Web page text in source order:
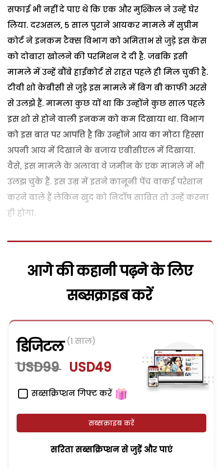
सफाई भी नहीं दे पाए थे कि एक और मुश्किल ने उन्हें घेर
लिया. दरअसल, 5 साल पुराने आयकर मामले में सुप्रीम
कोर्ट ने इनकम टैक्स विभाग को अमिताभ से जुड़े इस केस
को दोबारा खोलने की परमिशन दे दी है. जबकि इसी
मामले में उन्हें बौंबे हाईकोर्ट से राहत पहले ही मिल चुकी है.
टीवी शो केबीसी से जुड़े इस मामले में बिग बी काफी अरसे
से उलझे हैं. मामला कुछ यों था कि उन्होंने कुछ साल पहले
इस शो से होने वाली इनकम को कम दिखाया था. विभाग
को इस बात पर आपत्ति है कि उन्होंने आय का मोटा हिस्सा
अपनी आय में दिखाने के बजाय एबीसीएल में दिखाया.
वैसे, इस मामले के अलावा वे जमीन के एक मामले में भी
उलझ चुके हैं. इस उम्र में इतने कानूनी पेंच वाकई परेशान
करने वाले हैं लेकिन खुद को निर्दोष साबित तो उन्हें करना
ही होगा.
आगे की कहानी पढ़ने के लिए
सब्सक्राइब करें
डिजिटल (1 साल)
USD99 USD49
सब्सक्रिप्शन गिफ्ट करें
सब्सक्राइब करें
सरिता सब्सक्रिप्शन से जुड़ेें और पाएं